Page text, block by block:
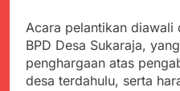
Acara pelantikan diawali
BPD Desa Sukaraja,
penghargaan atas
desa terdahulu, serta